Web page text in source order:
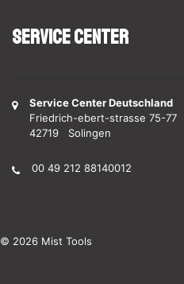
Service Center
Service Center Deutschland
Friedrich-ebert-strasse 75-77
42719 Solingen
00 49 212 88140012
© 2026 Mist Tools